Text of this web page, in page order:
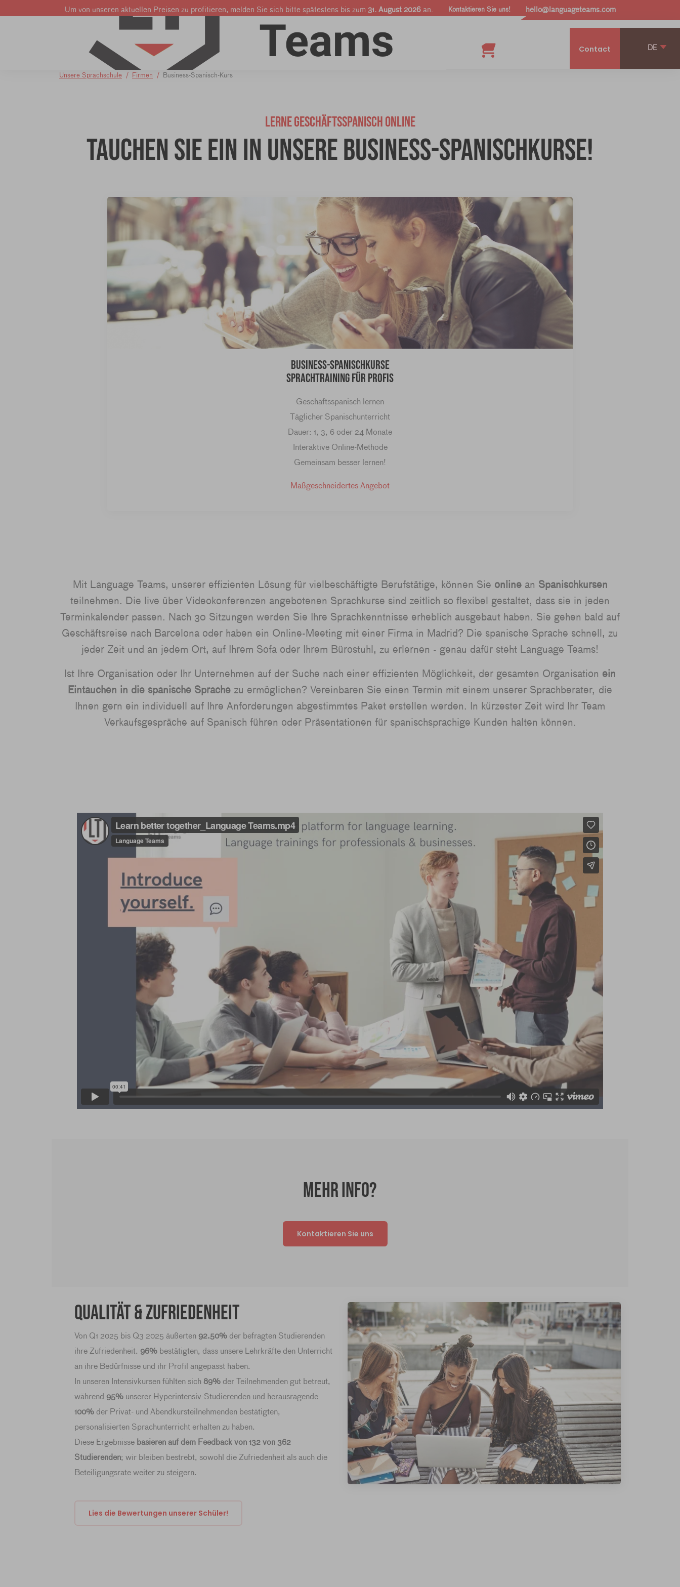
Um von unseren aktuellen Preisen zu profitieren, melden Sie sich bitte spätestens bis zum 31. August 2026an. Kontaktieren Sie uns! hello@languageteams.com
Englisch lernen Niederländisch lernen Online-Kurse Firmen & Profis Shop Contact DE
Unsere Sprachschule Firmen Business-Spanisch-Kurs
LERNE GESCHÄFTSSPANISCH ONLINE
Tauchen Sie ein in unsere Business-Spanischkurse!
Business-Spanischkurse
Sprachtraining für Profis
Geschäftsspanisch lernen
Täglicher Spanischunterricht
Dauer: 1, 3, 6 oder 24 Monate
Interaktive Online-Methode
Gemeinsam besser lernen!
Maßgeschneidertes Angebot
Mit Language Teams, unserer effizienten Lösung für vielbeschäftigte Berufstätige, können Sie onlinean Spanischkursen
teilnehmen. Die live über Videokonferenzen angebotenen Sprachkurse sind zeitlich so flexibel gestaltet, dass sie in jeden
Terminkalender passen. Nach 30 Sitzungen werden Sie Ihre Sprachkenntnisse erheblich ausgebaut haben. Sie gehen bald auf
Geschäftsreise nach Barcelona oder haben ein Online-Meeting mit einer Firma in Madrid? Die spanische Sprache schnell, zu
jeder Zeit und an jedem Ort, auf Ihrem Sofa oder Ihrem Bürostuhl, zu erlernen - genau dafür steht Language Teams!
Ist Ihre Organisation oder Ihr Unternehmen auf der Suche nach einer effizienten Möglichkeit, der gesamten Organisation ein
Eintauchen in die spanische Sprache zu ermöglichen? Vereinbaren Sie einen Termin mit einem unserer Sprachberater, die
Ihnen gern ein individuell auf Ihre Anforderungen abgestimmtes Paket erstellen werden. In kürzester Zeit wird Ihr Team
Verkaufsgespräche auf Spanisch führen oder Präsentationen für spanischsprachige Kunden halten können.
Mehr Info?
Kontaktieren Sie uns
Qualität & Zufriedenheit
Von Q1 2025 bis Q3 2025 äußerten 92.50% der befragten Studierenden
ihre Zufriedenheit. 96% bestätigten, dass unsere Lehrkräfte den Unterricht
an ihre Bedürfnisse und ihr Profil angepasst haben.
In unseren Intensivkursen fühlten sich 89% der Teilnehmenden gut betreut,
während 95% unserer Hyperintensiv-Studierenden und herausragende
100% der Privat- und Abendkursteilnehmenden bestätigten,
personalisierten Sprachunterricht erhalten zu haben.
Diese Ergebnisse basieren auf dem Feedback von 132 von 362
Studierenden; wir bleiben bestrebt, sowohl die Zufriedenheit als auch die
Beteiligungsrate weiter zu steigern.
Lies die Bewertungen unserer Schüler!